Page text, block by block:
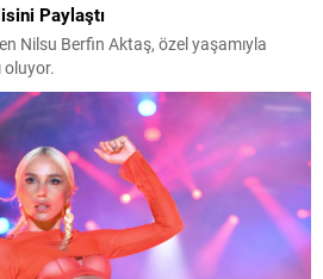
Paylaştı
Nilsu Berfin Aktaş, özel yaşamıyla